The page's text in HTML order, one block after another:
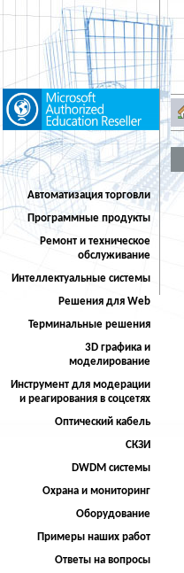
Автоматизация торговли
Программные продукты
Ремонт и техническое
обслуживание
Интеллектуальные системы
Решения для Web
Терминальные решения
3D графика и
моделирование
Инструмент для модерации
и реагирования в соцсетях
Оптический кабель
СКЗИ
DWDM системы
Охрана и мониторинг
Оборудование
Примеры наших работ
Ответы на вопросы